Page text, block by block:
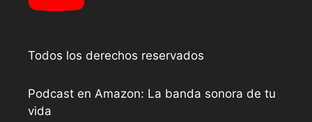
Todos los derechos reservados
Podcast en Amazon: La banda sonora de tu
vida